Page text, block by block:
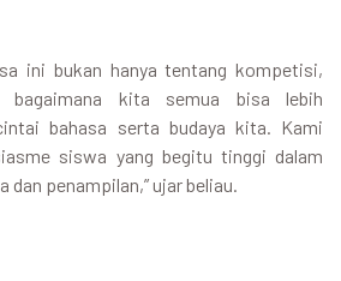
ini bukan hanya tentang kompetisi,
kita semua bisa lebih
bahasa serta budaya kita. Kami
siswa yang begitu tinggi dalam
penampilan,” ujar beliau.